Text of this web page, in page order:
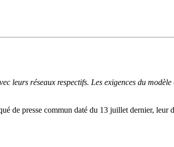
leurs réseaux respectifs. Les exigences du
de presse commun daté du 13 juillet dernier, leur